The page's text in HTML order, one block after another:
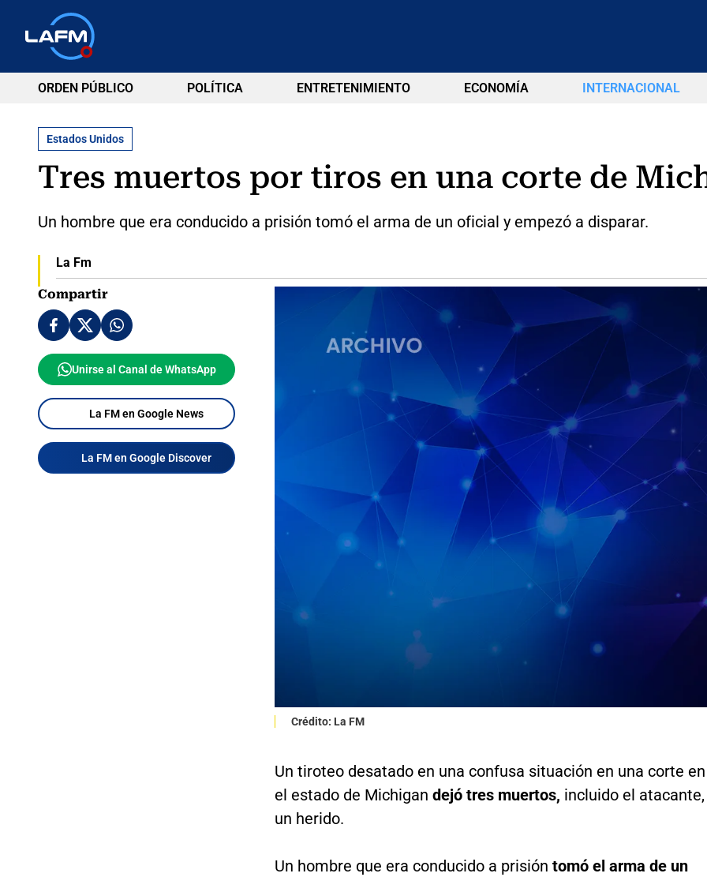
ORDEN PÚBLICO POLÍTICA ENTRETENIMIENTO ECONOMÍA INTERNACIONAL
Estados Unidos
Tres muertos por tiros en una corte de
Un hombre que era conducido a prisión tomó el arma de un oficial y empezó a disparar.
La Fm
Compartir
Unirse al Canal de WhatsApp
La FM en Google News
La FM en Google Discover
Crédito: La FM
Un tiroteo desatado en una confusa situación en una corte en
el estado de Michigan dejó tres muertos, incluido el atacante,
un herido.
Un hombre que era conducido a prisión tomó el arma de un